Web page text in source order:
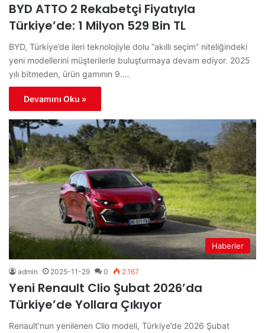
BYD ATTO 2 Rekabetçi Fiyatıyla
Türkiye’de: 1 Milyon 529 Bin TL
BYD, Türkiye’de ileri teknolojiyle dolu “akıllı seçim” niteliğindeki
yeni modellerini müşterilerle buluşturmaya devam ediyor. 2025
yılı bitmeden, ürün gamının 9.…
Devamını Oku »
Haberler
admin 2025-11-29 0 2.167
Yeni Renault Clio Şubat 2026’da
Türkiye’de Yollara Çıkıyor
Renault’nun yenilenen Clio modeli, Türkiye’de 2026 Şubat